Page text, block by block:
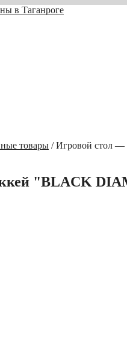
товары / Игровой стол
"BLACK